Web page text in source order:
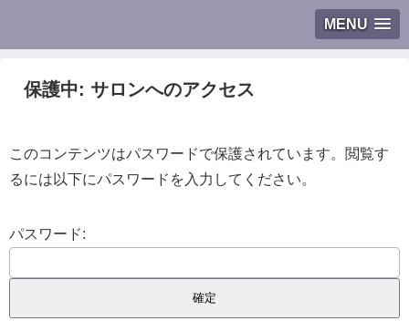
MENU
保護中: サロンへのアクセス
このコンテンツはパスワードで保護されています。閲覧す
るには以下にパスワードを入力してください。
パスワード: